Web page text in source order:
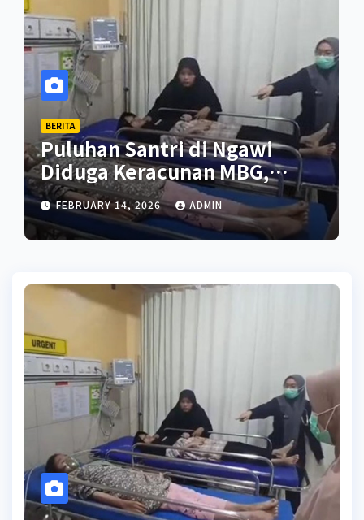
BERITA
Puluhan Santri di Ngawi
Diduga Keracunan MBG,
Jalani Perawatan di RS
FEBRUARY 14, 2026 ADMIN